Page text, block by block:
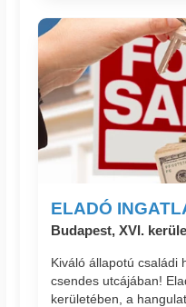
ELADÓ
Budapest, XVI.
Kiváló állapotú családi
csendes utcájában!
kerületében, a